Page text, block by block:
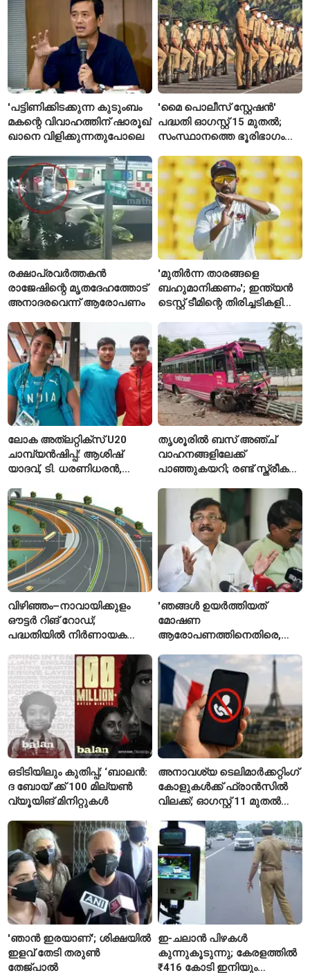
'പട്ടിണിക്കിടക്കുന്ന കുടുംബം
മകന്റെ വിവാഹത്തിന് ഷാരൂഖ്
ഖാനെ വിളിക്കുന്നതുപോലെ
'മൈ പൊലീസ് സ്റ്റേഷൻ'
പദ്ധതി ഓഗസ്റ്റ് 15 മുതൽ;
സംസ്ഥാനത്തെ ഭൂരിഭാഗം
എസ്‌ഐമാർക്ക്
രക്ഷാപ്രവർത്തകൻ
രാജേഷിന്റെ മൃതദേഹത്തോട്
അനാദരവെന്ന് ആരോപണം
'മുതിർന്ന താരങ്ങളെ
ബഹുമാനിക്കണം'; ഇന്ത്യൻ
ടെസ്റ്റ് ടീമിന്റെ തിരിച്ചടികളിൽ
രഹാനെ
ലോക അത്‌ലറ്റിക്സ് U20
ചാമ്പ്യൻഷിപ്പ്: ആശിഷ്
യാദവ്, ടി. ധരണിധരൻ,
ഫൈനലിൽ
തൃശൂരിൽ ബസ് അഞ്ച്
വാഹനങ്ങളിലേക്ക്
പാഞ്ഞുകയറി; രണ്ട് സ്ത്രീകൾ
വിഴിഞ്ഞം–നാവായിക്കുളം
ഔട്ടർ റിങ് റോഡ്;
പദ്ധതിയിൽ നിർണായക
വിശദീകരണം
'ഞങ്ങൾ ഉയർത്തിയത്
മോഷണ
ആരോപണത്തിനെതിരെ,
റിജിജുവിന് മറുപടിയുമായി
സഞ്ജയ് റാവത്ത്
ഒടിടിയിലും കുതിപ്പ്; ‘ബാലൻ:
ദ ബോയ്’ക്ക് 100 മില്യൺ
വ്യൂയിങ് മിനിറ്റുകൾ
അനാവശ്യ ടെലിമാർക്കറ്റിംഗ്
കോളുകൾക്ക് ഫ്രാൻസിൽ
വിലക്ക്; ഓഗസ്റ്റ് 11 മുതൽ
'ഞാൻ ഇരയാണ്'; ശിക്ഷയിൽ
ഇളവ് തേടി തരുണ്‍
തേജ്പാൽ
ഇ-ചലാൻ പിഴകൾ
കുന്നുകൂടുന്നു; കേരളത്തിൽ
₹416 കോടി ഇനിയും